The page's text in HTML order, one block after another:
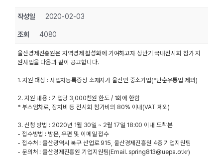
작성일 2020-02-03
조회 4080
울산경제진흥원은 지역경제 활성화에 기여하고자 상반기 국내전시회 참가 지
원사업을 다음과 같이 공고합니다.
1. 지원 대상 : 사업자등록증상 소재지가 울산인 중소기업(*단순유통업 제외)
2. 지원 내용 : 기업당 3,000천원 한도 / 1회에 한함
* 부스임차료, 장치비 등 전시회 참가비의 80% 이내(VAT 제외)
3. 신청 방법 : 2020년 1월 30일 ~ 2월 17일 18:00 이내 도착분
- 접수방법 : 방문, 우편 및 이메일 접수
- 접수처 : 울산광역시 북구 산업로 915, 울산경제진흥원 4층 기업지원팀
- 문의처 : 울산경제진흥원 기업지원팀(Email.spring813@uepa.or.kr)